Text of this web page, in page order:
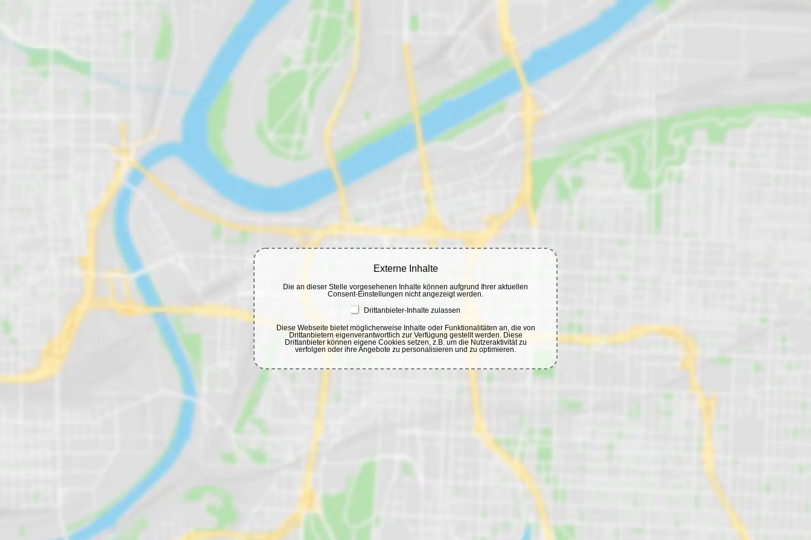
Externe Inhalte
Die an dieser Stelle vorgesehenen Inhalte können aufgrund Ihrer aktuellen
Consent-Einstellungen nicht angezeigt werden.
Drittanbieter-Inhalte zulassen
Diese Webseite bietet möglicherweise Inhalte oder Funktionalitäten an, die von
Drittanbietern eigenverantwortlich zur Verfügung gestellt werden. Diese
Drittanbieter können eigene Cookies setzen, z.B. um die Nutzeraktivität zu
verfolgen oder ihre Angebote zu personalisieren und zu optimieren.